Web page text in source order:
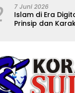
7 Juni 2026
Islam di Era
Prinsip dan